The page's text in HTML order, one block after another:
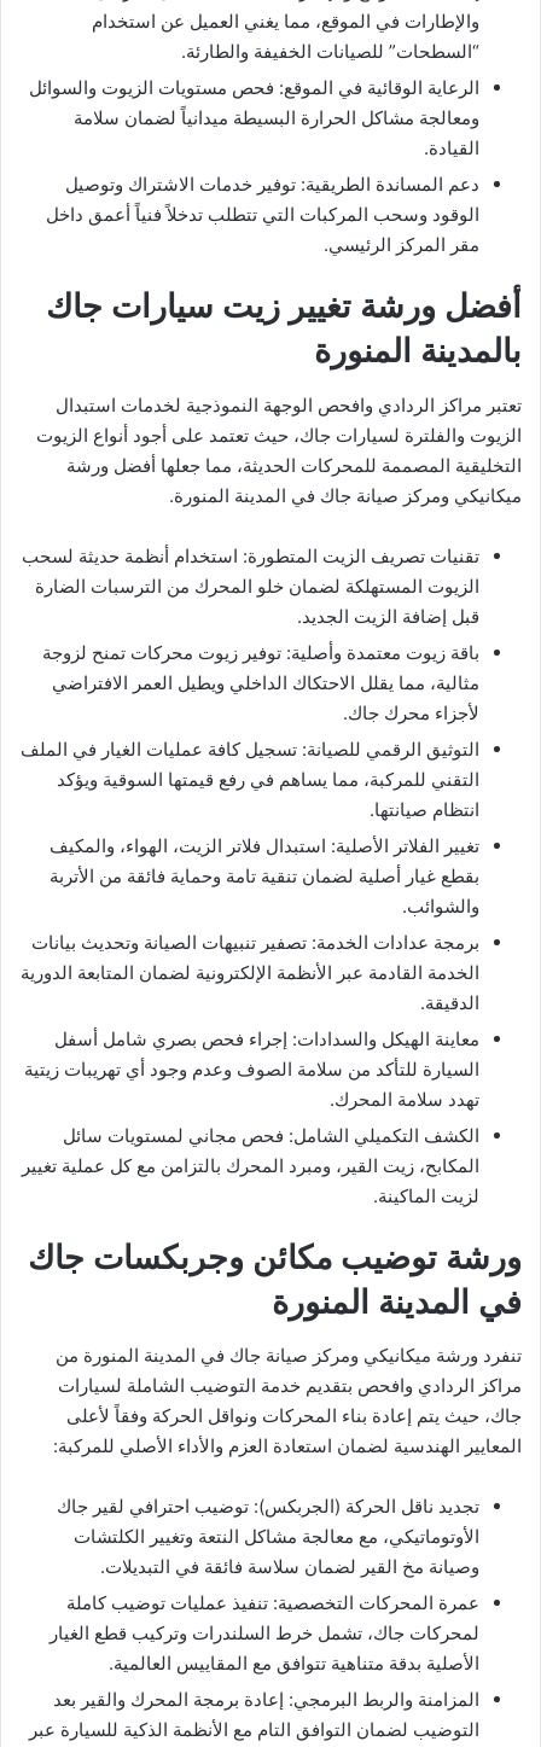
والإطارات في الموقع، مما يغني العميل عن استخدام
“السطحات” للصيانات الخفيفة والطارئة.
​الرعاية الوقائية في الموقع: فحص مستويات الزيوت والسوائل
ومعالجة مشاكل الحرارة البسيطة ميدانياً لضمان سلامة
القيادة.
​دعم المساندة الطريقية: توفير خدمات الاشتراك وتوصيل
الوقود وسحب المركبات التي تتطلب تدخلاً فنياً أعمق داخل
مقر المركز الرئيسي.
​أفضل ورشة تغيير زيت سيارات جاك
بالمدينة المنورة
​تعتبر مراكز الردادي وافحص الوجهة النموذجية لخدمات استبدال
الزيوت والفلترة لسيارات جاك، حيث تعتمد على أجود أنواع الزيوت
التخليقية المصممة للمحركات الحديثة، مما جعلها أفضل ورشة
ميكانيكي ومركز صيانة جاك في المدينة المنورة.
​تقنيات تصريف الزيت المتطورة: استخدام أنظمة حديثة لسحب
الزيوت المستهلكة لضمان خلو المحرك من الترسبات الضارة
قبل إضافة الزيت الجديد.
​باقة زيوت معتمدة وأصلية: توفير زيوت محركات تمنح لزوجة
مثالية، مما يقلل الاحتكاك الداخلي ويطيل العمر الافتراضي
لأجزاء محرك جاك.
​التوثيق الرقمي للصيانة: تسجيل كافة عمليات الغيار في الملف
التقني للمركبة، مما يساهم في رفع قيمتها السوقية ويؤكد
انتظام صيانتها.
​تغيير الفلاتر الأصلية: استبدال فلاتر الزيت، الهواء، والمكيف
بقطع غيار أصلية لضمان تنقية تامة وحماية فائقة من الأتربة
والشوائب.
​برمجة عدادات الخدمة: تصفير تنبيهات الصيانة وتحديث بيانات
الخدمة القادمة عبر الأنظمة الإلكترونية لضمان المتابعة الدورية
الدقيقة.
​معاينة الهيكل والسدادات: إجراء فحص بصري شامل أسفل
السيارة للتأكد من سلامة الصوف وعدم وجود أي تهريبات زيتية
تهدد سلامة المحرك.
​الكشف التكميلي الشامل: فحص مجاني لمستويات سائل
المكابح، زيت القير، ومبرد المحرك بالتزامن مع كل عملية تغيير
لزيت الماكينة.
​ورشة توضيب مكائن وجربكسات جاك
في المدينة المنورة
​تنفرد ورشة ميكانيكي ومركز صيانة جاك في المدينة المنورة من
مراكز الردادي وافحص بتقديم خدمة التوضيب الشاملة لسيارات
جاك، حيث يتم إعادة بناء المحركات ونواقل الحركة وفقاً لأعلى
المعايير الهندسية لضمان استعادة العزم والأداء الأصلي للمركبة:
​تجديد ناقل الحركة (الجربكس): توضيب احترافي لقير جاك
الأوتوماتيكي، مع معالجة مشاكل النتعة وتغيير الكلتشات
وصيانة مخ القير لضمان سلاسة فائقة في التبديلات.
​عمرة المحركات التخصصية: تنفيذ عمليات توضيب كاملة
لمحركات جاك، تشمل خرط السلندرات وتركيب قطع الغيار
الأصلية بدقة متناهية تتوافق مع المقاييس العالمية.
​المزامنة والربط البرمجي: إعادة برمجة المحرك والقير بعد
التوضيب لضمان التوافق التام مع الأنظمة الذكية للسيارة عبر